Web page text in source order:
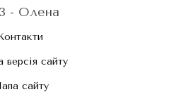
- Олена
версія сайту
сайту